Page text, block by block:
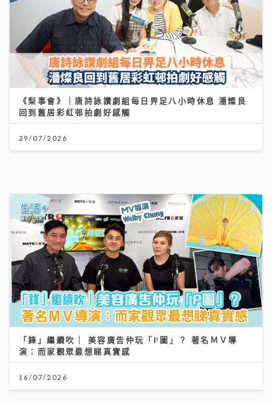
《梨事會》｜唐詩詠讚劇組每日畀足八小時休息 潘燦良
回到舊居彩虹邨拍劇好感觸
29/07/2026
「鋒」繼續吹 | 美容廣告仲玩「P圖」？ 著名ＭＶ導
演：而家觀眾最想睇真實感
16/07/2026